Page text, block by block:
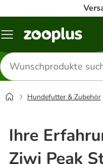
Menü
Produkte
suchen
Hundefutter & Zubehör
Ihre
Ziwi Peak